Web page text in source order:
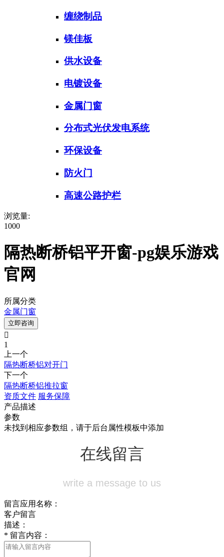
缠绕制品
镁佳板
供水设备
电镀设备
金属门窗
分布式光伏发电系统
环保设备
防火门
高速公路护栏
浏览量:
1000
隔热断桥铝平开窗-pg娱乐游戏
官网
所属分类
金属门窗
立即咨询

1
上一个
隔热断桥铝对开门
下一个
隔热断桥铝推拉窗
资质文件 服务保障
产品描述
参数
未找到相应参数组，请于后台属性模板中添加
在线留言
write a message to us
留言应用名称：
客户留言
描述：
* 留言内容：